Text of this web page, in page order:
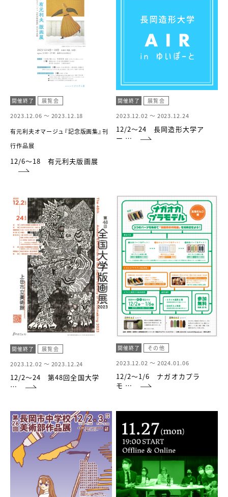
開催終了 展覧会
2023.12.06 ～ 2023.12.18
有元利夫オマージュ『記念版画集』刊
行作品展
12/6～18 有元利夫版画展
開催終了 展覧会
2023.12.02 ～ 2023.12.24
12/2～24 長岡造形大学ア
ー …
開催終了 展覧会
2023.12.02 ～ 2023.12.24
12/2～24 第48回全国大学
…
開催終了 その他
2023.12.02 ～ 2024.01.06
12/2～1/6 ナガオカプラ
モ …